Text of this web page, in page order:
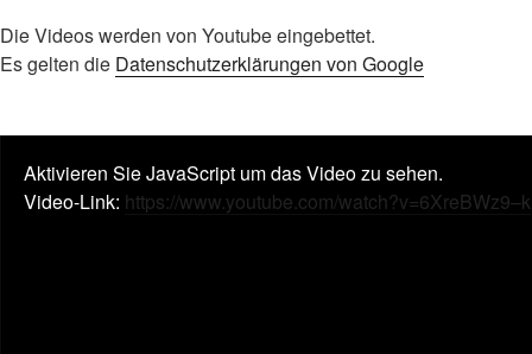
Die Videos werden von Youtube eingebettet.
Es gelten die Datenschutzerklärungen von Google
Aktivieren Sie JavaScript um das Video zu sehen.
Video-Link: https://www.youtube.com/watch?v=6XreBWz9–k